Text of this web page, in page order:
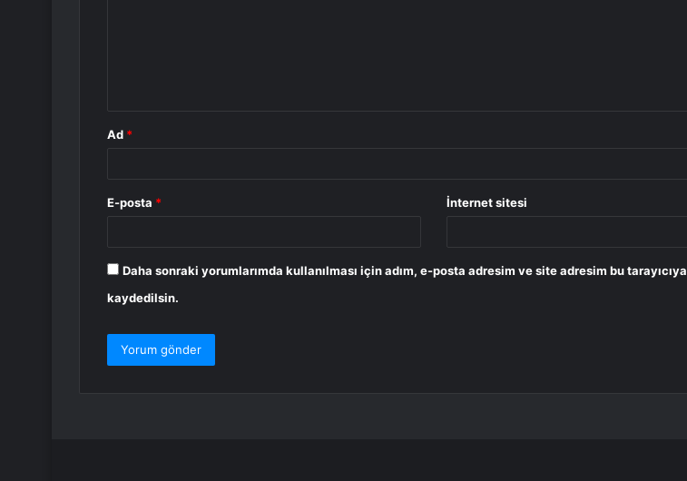
Ad *
E-posta * İnternet sitesi
Daha sonraki yorumlarımda kullanılması için adım, e-posta adresim ve site adresim bu tarayıcıya
kaydedilsin.